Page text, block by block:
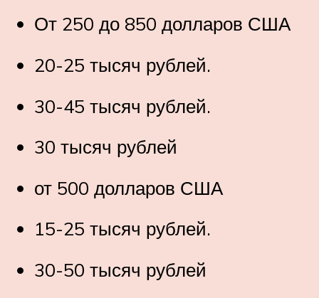
От 250 до 850 долларов США
20-25 тысяч рублей.
30-45 тысяч рублей.
30 тысяч рублей
от 500 долларов США
15-25 тысяч рублей.
30-50 тысяч рублей